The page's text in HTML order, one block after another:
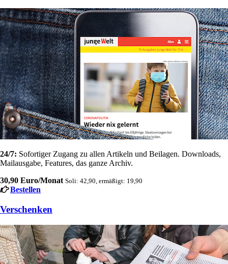
24/7: Sofortiger Zugang zu allen Artikeln und Beilagen. Downloads,
Mailausgabe, Features, das ganze Archiv.
30,90 Euro/Monat Soli: 42,90, ermäßigt: 19,90
Bestellen
Verschenken